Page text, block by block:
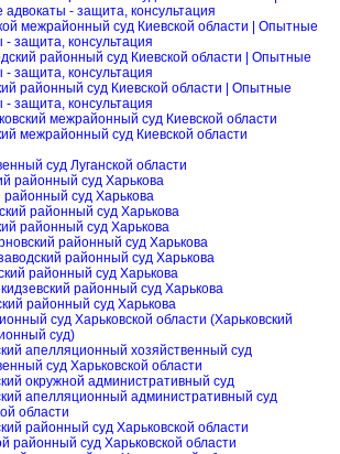
- защита, консультация
межрайонный суд Киевской области | Опытные
- защита, консультация
районный суд Киевской области | Опытные
- защита, консультация
районный суд Киевской области | Опытные
- защита, консультация
межрайонный суд Киевской области
межрайонный суд Киевской области
суд Луганской области
районный суд Харькова
районный суд Харькова
районный суд Харькова
районный суд Харькова
районный суд Харькова
районный суд Харькова
районный суд Харькова
районный суд Харькова
районный суд Харькова
суд Харьковской области (Харьковский
суд)
апелляционный хозяйственный суд
суд Харьковской области
окружной административный суд
апелляционный административный суд
области
районный суд Харьковской области
районный суд Харьковской области